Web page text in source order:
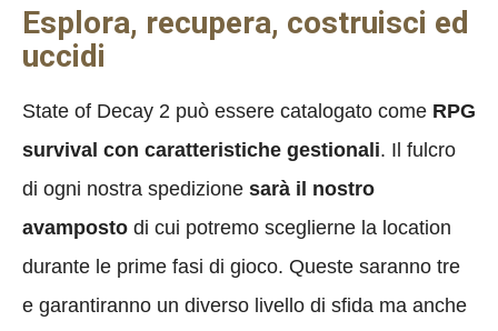
Esplora, recupera, costruisci ed
uccidi
State of Decay 2 può essere catalogato come RPG
survival con caratteristiche gestionali. Il fulcro
di ogni nostra spedizione sarà il nostro
avamposto di cui potremo sceglierne la location
durante le prime fasi di gioco. Queste saranno tre
e garantiranno un diverso livello di sfida ma anche